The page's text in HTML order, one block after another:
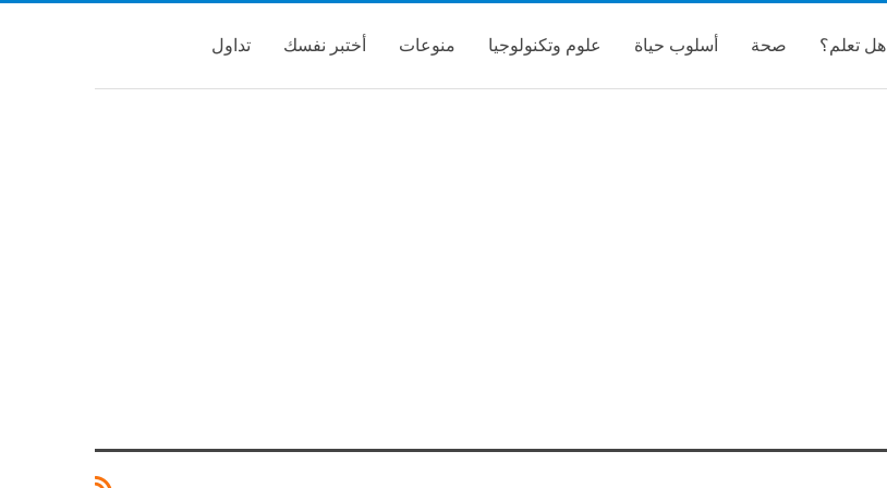
هل تعلم؟ صحة أسلوب حياة علوم وتكنولوجيا منوعات أختبر نفسك تداول